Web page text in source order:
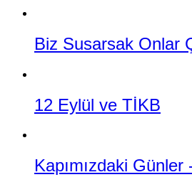
Biz Susarsak Onlar
12 Eylül ve TİKB
Kapımızdaki